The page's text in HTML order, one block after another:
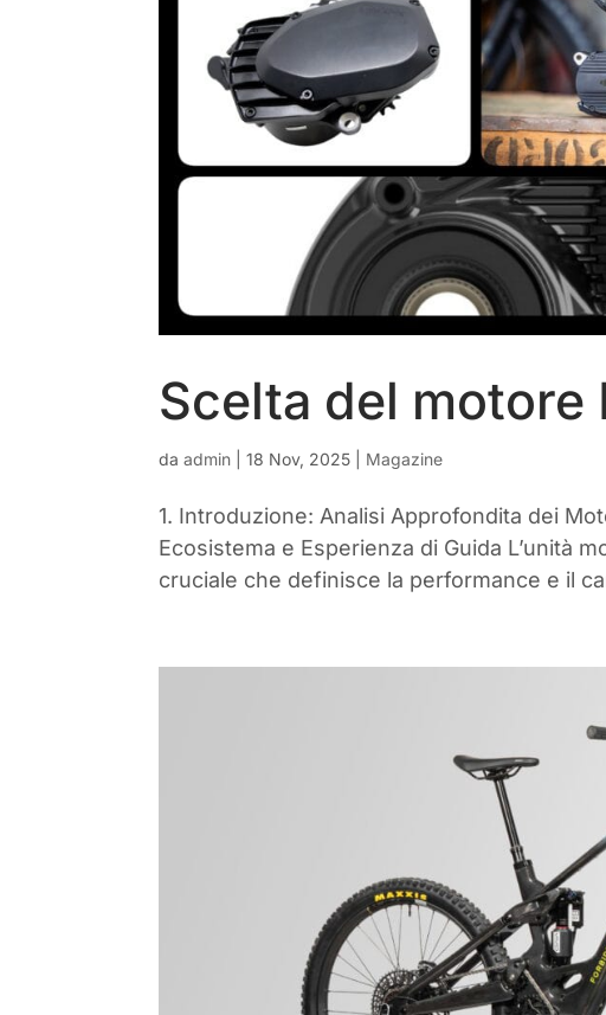
Scelta del motore
daadmin |18 Nov, 2025 Magazine
1. Introduzione: Analisi Approfondita dei
Ecosistema e Esperienza di Guida L’unità
cruciale che definisce la performance e il